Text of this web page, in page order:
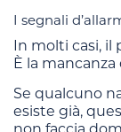
I segnali
In molti casi, il
È la mancanza
Se qualcuno
esiste già,
non faccia